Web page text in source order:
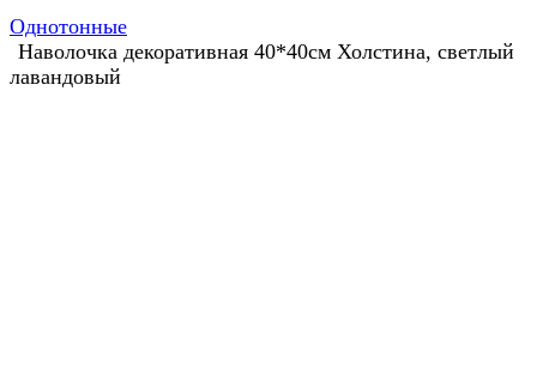
Однотонные
Наволочка декоративная 40*40см Холстина, светлый
лавандовый